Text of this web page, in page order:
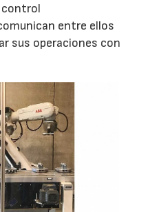
control
entre ellos
sus operaciones con